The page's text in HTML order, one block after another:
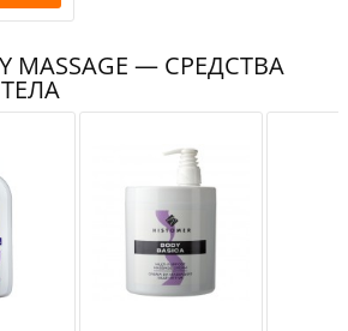
MASSAGE — СРЕДСТВА